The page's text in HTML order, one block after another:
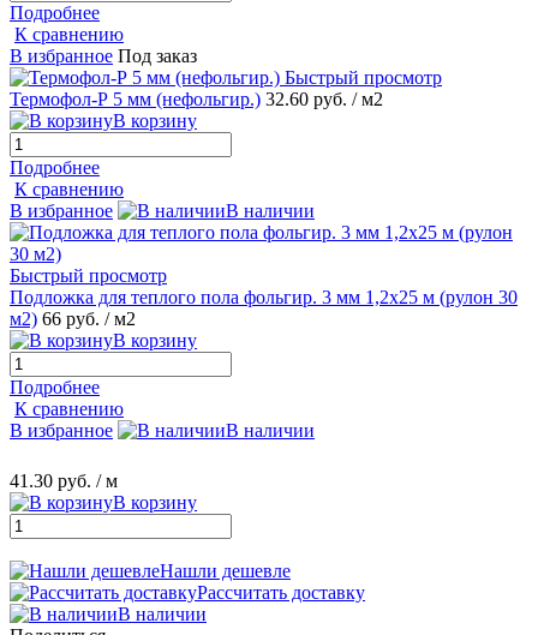
Подробнее
К сравнению
В избранное Под заказ
Быстрый просмотр
Термофол-Р 5 мм (нефольгир.) 32.60 руб. / м2
В корзину
Подробнее
К сравнению
В избранное
В наличии
Быстрый просмотр
Подложка для теплого пола фольгир. 3 мм 1,2x25 м (рулон 30
м2) 66 руб. / м2
В корзину
Подробнее
К сравнению
В избранное
В наличии
41.30 руб. / м
В корзину
Нашли дешевле
Рассчитать доставку
В наличии